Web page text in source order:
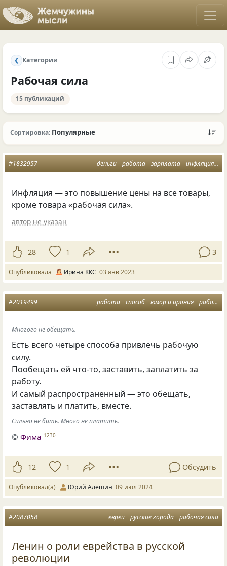
❮ Категории
Рабочая сила
15 публикаций
Сортировка: Популярные
деньги работа зарплата инфляция
#1832957
Инфляция — это повышение цены на все товары,
кроме товара «рабочая сила».
автор не указан
28 1 3
Опубликовала Ирина ККС 03 янв 2023
работа способ юмор и ирония рабочая сила
#2019499
Многого не обещать.
Есть всего четыре способа привлечь рабочую
силу.
Пообещать ей что-то, заставить, заплатить за
работу.
И самый распространенный — это обещать,
заставлять и платить, вместе.
Сильно не бить. Много не платить.
©Фима 1230
12 1 Обсудить
Опубликовал(а) Юрий Алешин 09 июл 2024
евреи русские города рабочая сила
#2087058
Ленин о роли еврейства в русской
революции